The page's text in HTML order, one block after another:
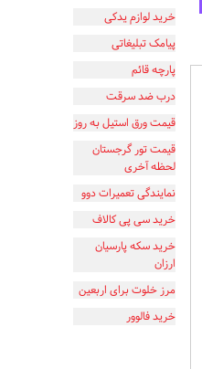
خرید لوازم یدکی
پیامک تبلیغاتی
پارچه قائم
درب ضد سرقت
قیمت ورق استیل به روز
قیمت تور گرجستان
لحظه آخری
نمایندگی تعمیرات دوو
خرید سی پی کالاف
خرید سکه پارسیان
ارزان
مرز خلوت برای اربعین
خرید فالوور